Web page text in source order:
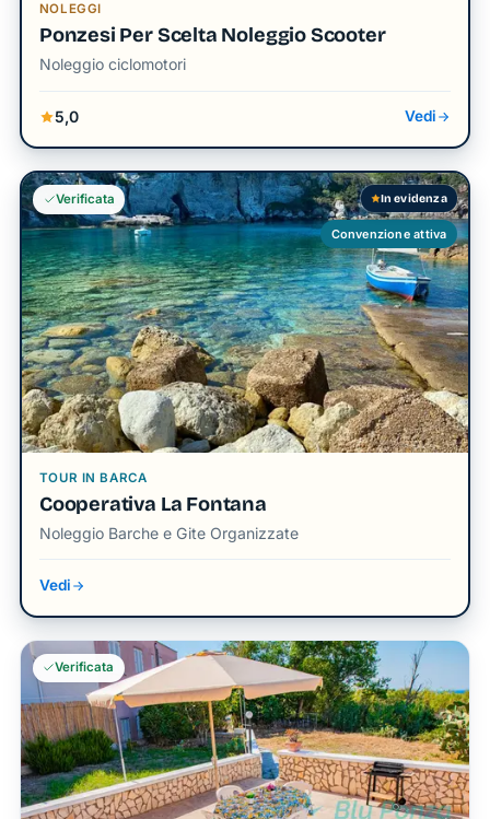
NOLEGGI
Ponzesi Per Scelta Noleggio Scooter
Noleggio ciclomotori
5,0 Vedi
TOUR IN BARCA
Cooperativa La Fontana
Noleggio Barche e Gite Organizzate
Vedi
Verificata
Convenzione attiva
In evidenza
Verificata